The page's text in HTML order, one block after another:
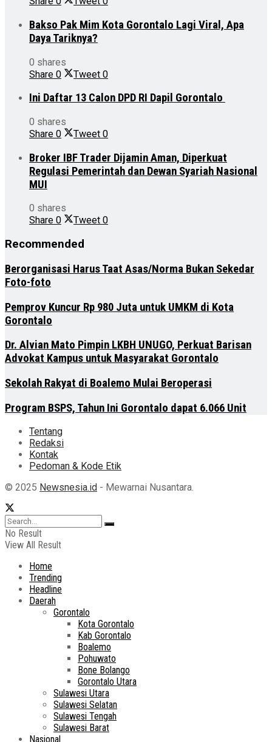
Bakso Pak Mim Kota Gorontalo Lagi Viral, Apa
Daya Tariknya?
0 shares
Share 0 Tweet 0
Ini Daftar 13 Calon DPD RI Dapil Gorontalo
0 shares
Share 0 Tweet 0
Broker IBF Trader Dijamin Aman, Diperkuat
Regulasi Pemerintah dan Dewan Syariah Nasional
MUI
0 shares
Share 0 Tweet 0
Recommended
Berorganisasi Harus Taat Asas/Norma Bukan Sekedar
Foto-foto
Pemprov Kuncur Rp 980 Juta untuk UMKM di Kota
Gorontalo
Dr. Alvian Mato Pimpin LKBH UNUGO, Perkuat Barisan
Advokat Kampus untuk Masyarakat Gorontalo
Sekolah Rakyat di Boalemo Mulai Beroperasi
Program BSPS, Tahun Ini Gorontalo dapat 6.066 Unit
Tentang
Redaksi
Kontak
Pedoman & Kode Etik
© 2025 Newsnesia.id - Mewarnai Nusantara.
No Result
View All Result
Home
Trending
Headline
Daerah
Gorontalo
Kota Gorontalo
Kab Gorontalo
Boalemo
Pohuwato
Bone Bolango
Gorontalo Utara
Sulawesi Utara
Sulawesi Selatan
Sulawesi Tengah
Sulawesi Barat
Nasional